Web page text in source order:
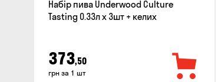
Набір пива Underwood Culture
Tasting 0.33л x 3шт + келих
373,50
грн за 1 шт